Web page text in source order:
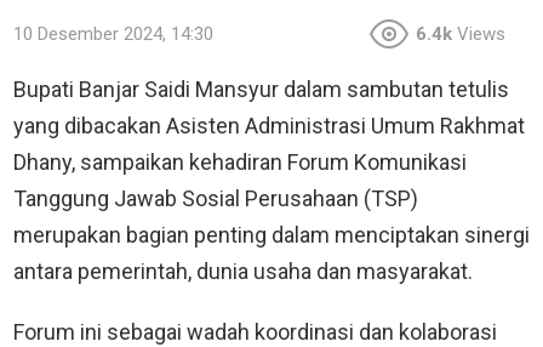
10 Desember 2024, 14:30 6.4k Views
Bupati Banjar Saidi Mansyur dalam sambutan tetulis
yang dibacakan Asisten Administrasi Umum Rakhmat
Dhany, sampaikan kehadiran Forum Komunikasi
Tanggung Jawab Sosial Perusahaan (TSP)
merupakan bagian penting dalam menciptakan sinergi
antara pemerintah, dunia usaha dan masyarakat.
Forum ini sebagai wadah koordinasi dan kolaborasi